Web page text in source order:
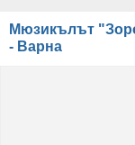
Мюзикълът
- Варна